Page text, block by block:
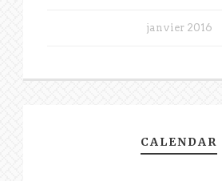
janvier 2016
CALENDAR